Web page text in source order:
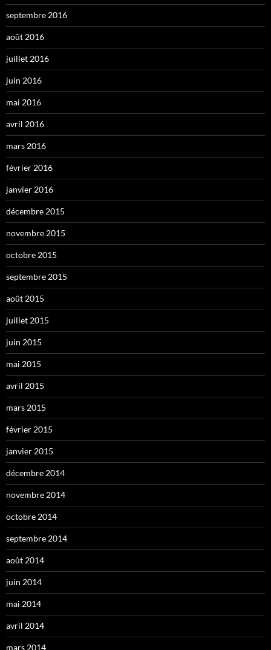
septembre 2016
août 2016
juillet 2016
juin 2016
mai 2016
avril 2016
mars 2016
février 2016
janvier 2016
décembre 2015
novembre 2015
octobre 2015
septembre 2015
août 2015
juillet 2015
juin 2015
mai 2015
avril 2015
mars 2015
février 2015
janvier 2015
décembre 2014
novembre 2014
octobre 2014
septembre 2014
août 2014
juin 2014
mai 2014
avril 2014
mars 2014